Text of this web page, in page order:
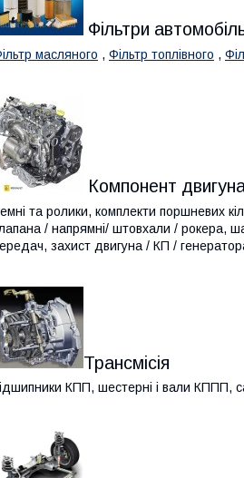
Фільтри
масляного , Фільтр топлівного ,
Компонент
та ролики, комплекти поршневих
/ напрямні/ штовхали / рокера,
захист двигуна / КП /
Трансмісія
КПП, шестерні і вали КППП,